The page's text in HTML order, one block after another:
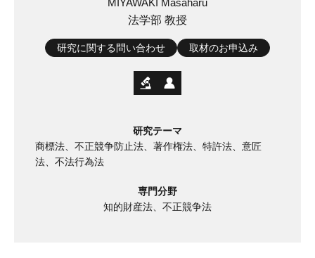
MIYAWAKI Masaharu
法学部 教授
研究に関する問い合わせ 取材のお申込み
研究テーマ
商標法、不正競争防止法、著作権法、特許法、意匠
法、不法行為法
専門分野
知的財産法、不正競争法